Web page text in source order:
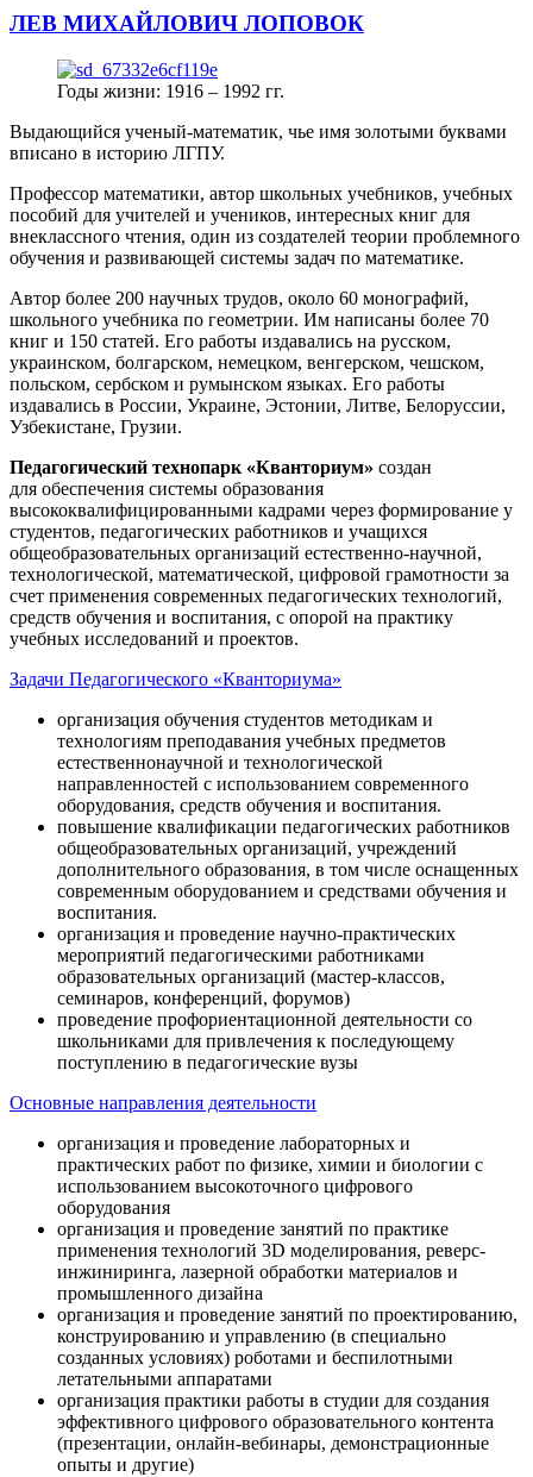
ЛЕВ МИХАЙЛОВИЧ ЛОПОВОК
Годы жизни: 1916 – 1992 гг.
Выдающийся ученый-математик, чье имя золотыми буквами
вписано в историю ЛГПУ.
Профессор математики, автор школьных учебников, учебных
пособий для учителей и учеников, интересных книг для
внеклассного чтения, один из создателей теории проблемного
обучения и развивающей системы задач по математике.
Автор более 200 научных трудов, около 60 монографий,
школьного учебника по геометрии. Им написаны более 70
книг и 150 статей. Его работы издавались на русском,
украинском, болгарском, немецком, венгерском, чешском,
польском, сербском и румынском языках. Его работы
издавались в России, Украине, Эстонии, Литве, Белоруссии,
Узбекистане, Грузии.
Педагогический технопарк «Кванториум» создан
для обеспечения системы образования
высококвалифицированными кадрами через формирование у
студентов, педагогических работников и учащихся
общеобразовательных организаций естественно-научной,
технологической, математической, цифровой грамотности за
счет применения современных педагогических технологий,
средств обучения и воспитания, с опорой на практику
учебных исследований и проектов.
Задачи Педагогического «Кванториума»
организация обучения студентов методикам и
технологиям преподавания учебных предметов
естественнонаучной и технологической
направленностей с использованием современного
оборудования, средств обучения и воспитания.
повышение квалификации педагогических работников
общеобразовательных организаций, учреждений
дополнительного образования, в том числе оснащенных
современным оборудованием и средствами обучения и
воспитания.
организация и проведение научно-практических
мероприятий педагогическими работниками
образовательных организаций (мастер-классов,
семинаров, конференций, форумов)
проведение профориентационной деятельности со
школьниками для привлечения к последующему
поступлению в педагогические вузы
Основные направления деятельности
организация и проведение лабораторных и
практических работ по физике, химии и биологии с
использованием высокоточного цифрового
оборудования
организация и проведение занятий по практике
применения технологий 3D моделирования, реверс-
инжиниринга, лазерной обработки материалов и
промышленного дизайна
организация и проведение занятий по проектированию,
конструированию и управлению (в специально
созданных условиях) роботами и беспилотными
летательными аппаратами
организация практики работы в студии для создания
эффективного цифрового образовательного контента
(презентации, онлайн-вебинары, демонстрационные
опыты и другие)